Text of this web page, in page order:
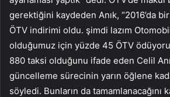
gerektiğini kaydeden Anık, “2016’da
ÖTV indirimi oldu. şimdi lazım
olduğumuz için yüzde 45 ÖTV
880 taksi olduğunu ifade eden Celil
güncelleme sürecinin yarın öğlene
söyledi. Bunların da tamamlanacağını